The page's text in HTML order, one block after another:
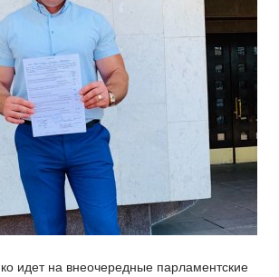
идет на внеочередные парламентские